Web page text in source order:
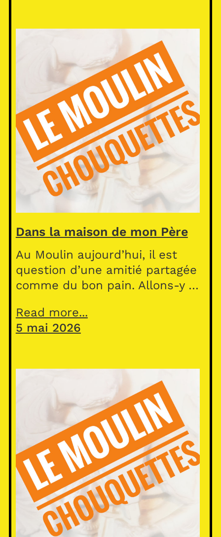
Dans la maison de mon Père
Au Moulin aujourd’hui, il est
question d’une amitié partagée
comme du bon pain. Allons-y …
Read more...
5 mai 2026